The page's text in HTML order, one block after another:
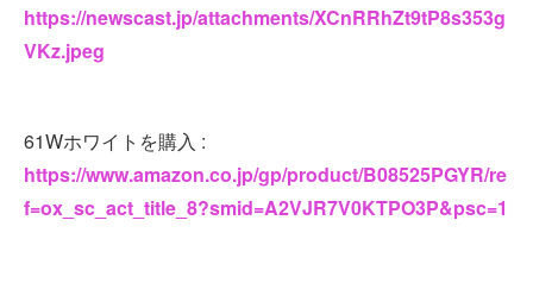
https://newscast.jp/attachments/XCnRRhZt9tP8s353g
VKz.jpeg
61Wホワイトを購入 :
https://www.amazon.co.jp/gp/product/B08525PGYR/re
f=ox_sc_act_title_8?smid=A2VJR7V0KTPO3P&psc=1